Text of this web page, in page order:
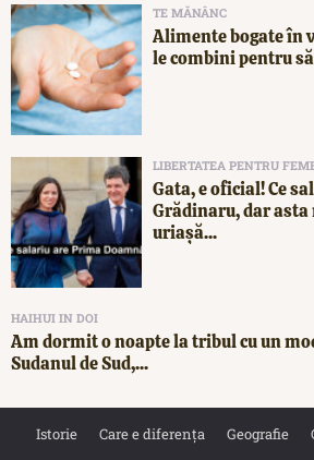
TE MĂNÂNC
Alimente bogate în
le combini pentru
LIBERTATEA PENTRU
Gata, e oficial! Ce
Grădinaru, dar asta
uriașă...
HAIHUI IN DOI
Am dormit o noapte la tribul cu un
Sudanul de Sud,...
Istorie Care e diferența Geografie